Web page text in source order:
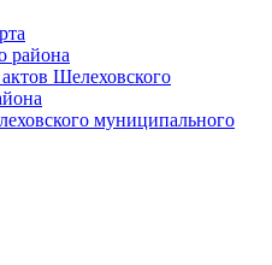
района
Шелеховского
муниципального